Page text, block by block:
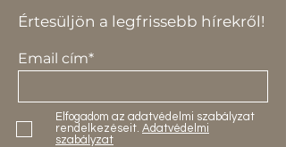
Értesüljön a legfrissebb hírekről!
Email cím*
Elfogadom az adatvédelmi szabályzat
rendelkezéseit. Adatvédelmi
szabályzat